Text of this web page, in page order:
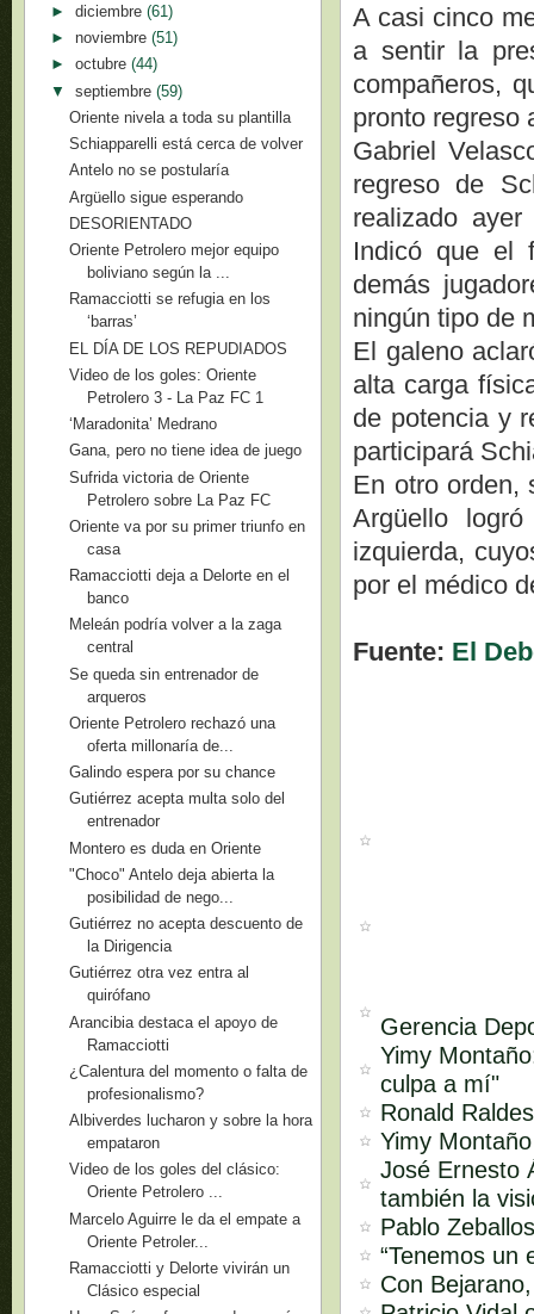
A casi cinco
a sentir la
compañeros,
pronto regreso
Gabriel
regreso de
realizado
Indicó que el
demás
ningún tipo de
El galeno
alta carga
de potencia y
participará
En otro orden,
Argüello
izquierda,
por el médico
Fuente: El
Gerencia
Yimy
culpa a mí"
Ronald
Yimy
José Ernesto
también la
Pablo
“Tenemos un
Con
► diciembre (61)
► noviembre (51)
► octubre (44)
▼ septiembre (59)
Oriente nivela a toda su plantilla
Schiapparelli está cerca de volver
Antelo no se postularía
Argüello sigue esperando
DESORIENTADO
Oriente Petrolero mejor equipo
boliviano según la ...
Ramacciotti se refugia en los
‘barras’
EL DÍA DE LOS REPUDIADOS
Video de los goles: Oriente
Petrolero 3 - La Paz FC 1
‘Maradonita’ Medrano
Gana, pero no tiene idea de juego
Sufrida victoria de Oriente
Petrolero sobre La Paz FC
Oriente va por su primer triunfo en
casa
Ramacciotti deja a Delorte en el
banco
Meleán podría volver a la zaga
central
Se queda sin entrenador de
arqueros
Oriente Petrolero rechazó una
oferta millonaría de...
Galindo espera por su chance
Gutiérrez acepta multa solo del
entrenador
Montero es duda en Oriente
"Choco" Antelo deja abierta la
posibilidad de nego...
Gutiérrez no acepta descuento de
la Dirigencia
Gutiérrez otra vez entra al
quirófano
Arancibia destaca el apoyo de
Ramacciotti
¿Calentura del momento o falta de
profesionalismo?
Albiverdes lucharon y sobre la hora
empataron
Video de los goles del clásico:
Oriente Petrolero ...
Marcelo Aguirre le da el empate a
Oriente Petroler...
Ramacciotti y Delorte vivirán un
Clásico especial